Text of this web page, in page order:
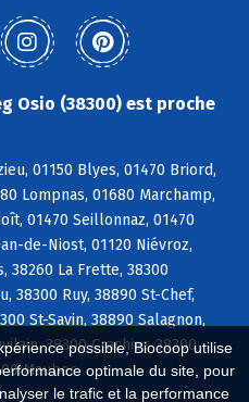
possible, Biocoop utilise
optimale du site, pour
le trafic et la performance
Osio (38300) est proche
01150 Blyes, 01470 Briord,
Lompnas, 01680 Marchamp,
01470 Seillonnaz, 01470
de-Niost, 01120 Niévroz,
38260 La Frette, 38300
38300 Ruy, 38890 St-Chef,
St-Savin, 38890 Salagnon,
38300 Crachier, 38300
Maubec